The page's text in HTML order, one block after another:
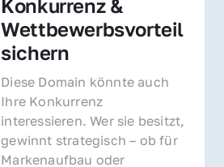
Konkurrenz &
Wettbewerbsvorteil
sichern
Diese Domain könnte auch
Ihre Konkurrenz
interessieren. Wer sie besitzt,
gewinnt strategisch – ob für
Markenaufbau oder